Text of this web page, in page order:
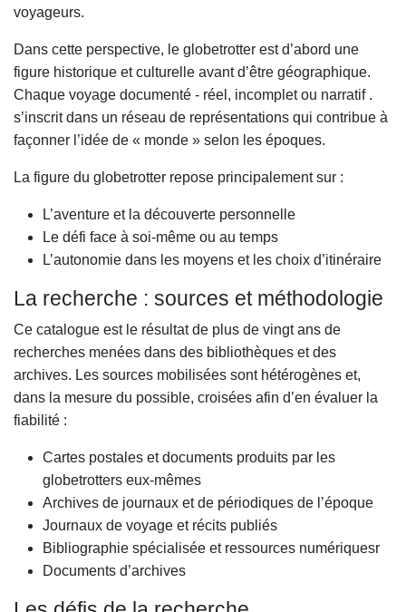
voyageurs.
Dans cette perspective, le globetrotter est d’abord une
figure historique et culturelle avant d’être géographique.
Chaque voyage documenté - réel, incomplet ou narratif .
s’inscrit dans un réseau de représentations qui contribue à
façonner l’idée de « monde » selon les époques.
La figure du globetrotter repose principalement sur :
L’aventure et la découverte personnelle
Le défi face à soi-même ou au temps
L’autonomie dans les moyens et les choix d’itinéraire
La recherche : sources et méthodologie
Ce catalogue est le résultat de plus de vingt ans de
recherches menées dans des bibliothèques et des
archives. Les sources mobilisées sont hétérogènes et,
dans la mesure du possible, croisées afin d’en évaluer la
fiabilité :
Cartes postales et documents produits par les
globetrotters eux-mêmes
Archives de journaux et de périodiques de l’époque
Journaux de voyage et récits publiés
Bibliographie spécialisée et ressources numériquesr
Documents d’archives